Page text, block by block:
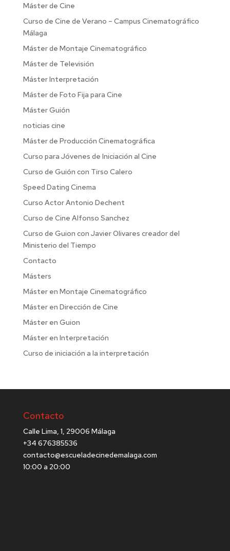
Máster de Cine
Curso de Cine de Verano – Campus Cinematográfico
Málaga
Máster de Montaje Cinematográfico
Máster de Televisión
Máster Interpretación
Máster de Foto Fija para Cine
Máster Guión
noticias cine
Máster de Producción Cinematográfica
Curso para Jóvenes de Iniciación al Cine
Curso de Guión con Tirso Calero
Speed Dating Cinema
Curso Actor Antonio Dechent
Curso de Cine Alfonso Sanchez
Curso de Guion con Javier Olivares creador del
Ministerio del Tiempo
Contacto
Másters
Máster en Montaje Cinematográfico
Máster en Dirección de Cine
Máster en Guion
Máster en Interpretación
Curso de iniciación a la interpretación
Contacto
Calle Lima, 1, 29006 Málaga
+34 676385536
contacto@escueladecinedemalaga.com
10:00 a 20:00